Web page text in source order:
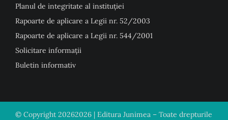
Planul de integritate al instituției
Rapoarte de aplicare a Legii nr. 52/2003
Rapoarte de aplicare a Legii nr. 544/2001
Solicitare informații
Buletin informativ
© Copyright 20262026 | Editura Junimea – Toate drepturile